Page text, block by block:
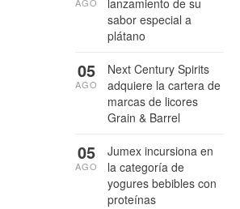
lanzamiento de su
sabor especial a
plátano
AGO
Next Century Spirits
adquiere la cartera de
marcas de licores
Grain & Barrel
05
AGO
Jumex incursiona en
la categoría de
yogures bebibles con
proteínas
05
AGO